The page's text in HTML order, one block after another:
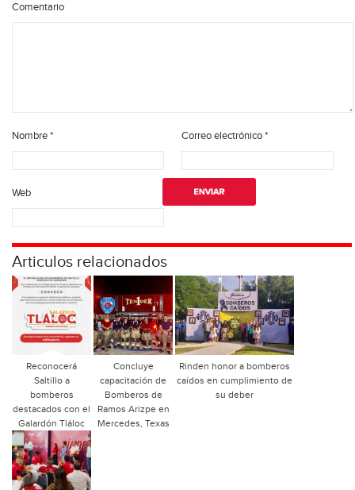
Comentario
Nombre* Correo electrónico*
Web
Articulos relacionados
Reconocerá
Saltillo a
bomberos
destacados con el
Galardón Tláloc
Concluye
capacitación de
Bomberos de
Ramos Arizpe en
Mercedes, Texas
Rinden honor a bomberos
caídos en cumplimiento de
su deber